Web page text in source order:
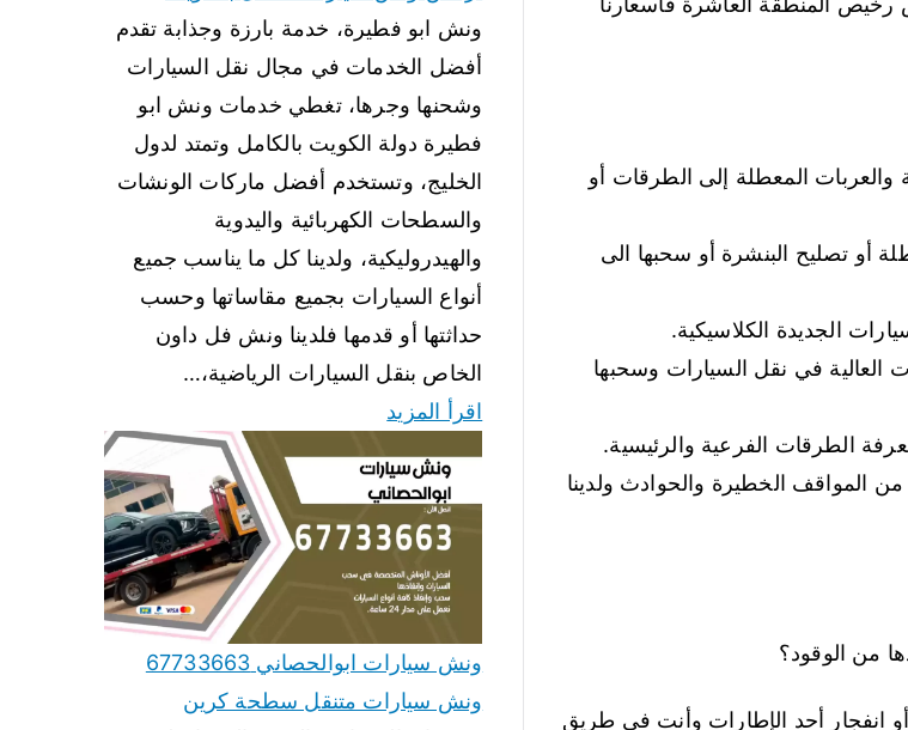
والعربات المعطلة إلى الطرقات أو
أو تصليح البنشرة أو سحبها الى
الجديدة الكلاسيكية.
العالية في نقل السيارات وسحبها
الطرقات الفرعية والرئيسية.
المواقف الخطيرة والحوادث ولدينا
من الوقود؟
انفجار أحد الإطارات وأنت في طريق
ونش ابو فطيرة، خدمة بارزة وجذابة تقدم
أفضل الخدمات في مجال نقل السيارات
وشحنها وجرها، تغطي خدمات ونش ابو
فطيرة دولة الكويت بالكامل وتمتد لدول
الخليج، وتستخدم أفضل ماركات الونشات
والسطحات الكهربائية واليدوية
والهيدروليكية، ولدينا كل ما يناسب جميع
أنواع السيارات بجميع مقاساتها وحسب
حداثتها أو قدمها فلدينا ونش فل داون
الخاص بنقل السيارات الرياضية،…
اقرأ المزيد
ونش سيارات ابوالحصاني 67733663
ونش سيارات متنقل سطحة كرين